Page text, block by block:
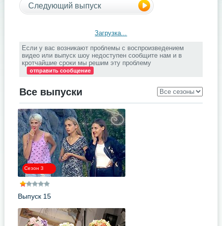
Следующий выпуск
Загрузка...
Если у вас возникают проблемы с воспроизведением
видео или выпуск шоу недоступен сообщите нам и в
кротчайшие сроки мы решим эту проблему
отправить сообщение
Все выпуски
Сезон 3
Выпуск 15